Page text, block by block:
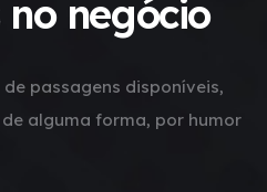
negócio
passagens disponíveis,
alguma forma, por humor